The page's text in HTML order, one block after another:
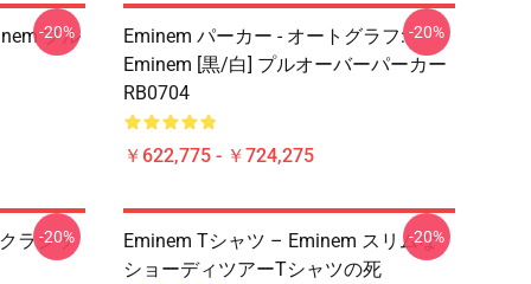
プル
-20%
Eminem パーカー - オートグラフ:
Eminem [黒/白] プルオーバーパーカー
RB0704
￥622,775 - ￥724,275
-20%
ラシッ
-20%
Eminem Tシャツ – Eminem スリムな
ショーディツアーTシャツの死
-20%